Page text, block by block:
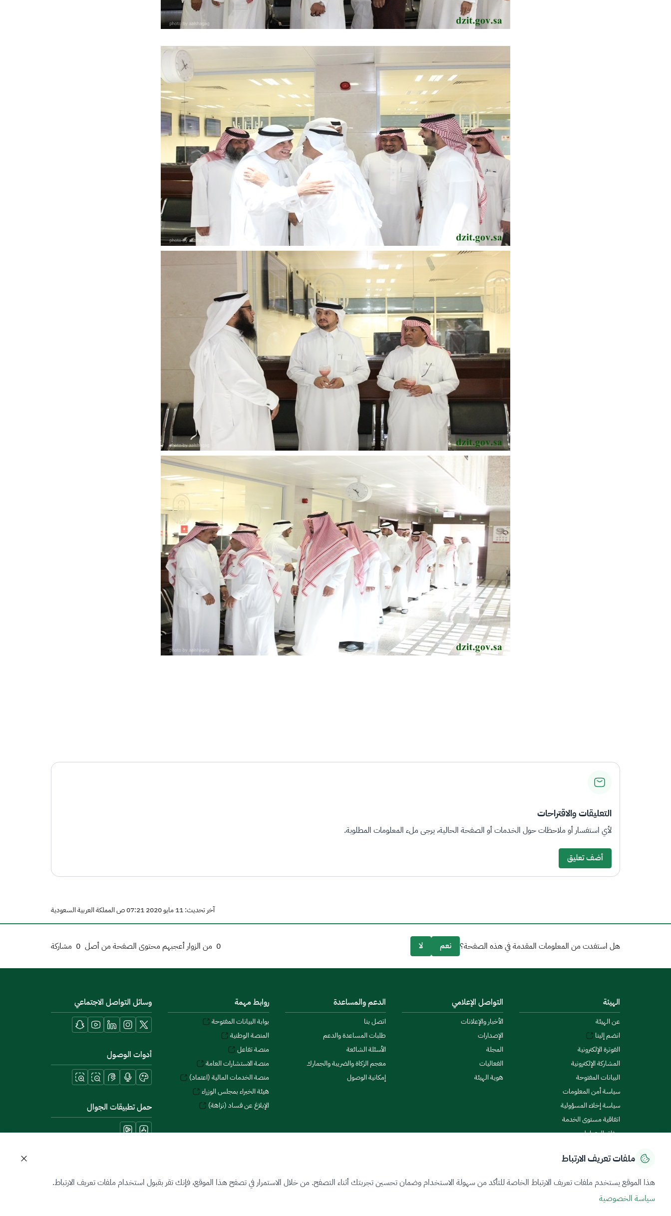
التعليقات والاقتراحات
لأي استفسار أو ملاحظات حول الخدمات أو الصفحة الحالية، يرجى ملء المعلومات المطلوبة.
أضف تعليق
آخر تحديث: 11 مايو 2020 07:21 ص المملكة العربية السعودية
0 من الزوار أعجبهم محتوى الصفحة من أصل 0 مشاركة هل استفدت من المعلومات المقدمة في هذه الصفحة؟ نعم لا
الهيئة
عن الهيئة
انضم إلينا
الفوترة الإلكترونية
المشاركة الإلكترونية
البيانات المفتوحة
سياسة أمن المعلومات
سياسة إخلاء المسؤولية
اتفاقية مستوى الخدمة
ميثاق المتعاملين
التواصل الإعلامي
الأخبار والإعلانات
الإصدارات
المجلة
الفعاليات
هوية الهيئة
الدعم والمساعدة
اتصل بنا
طلبات المساعدة والدعم
الأسئلة الشائعة
معجم الزكاة والضريبة والجمارك
إمكانية الوصول
روابط مهمة
بوابة البيانات المفتوحة
المنصة الوطنية
منصة تفاعل
منصة الاستشارات العامة
منصة الخدمات المالية (اعتماد)
هيئة الخبراء بمجلس الوزراء
الإبلاغ عن فساد (نزاهة)
وسائل التواصل الاجتماعي
أدوات الوصول
حمل تطبيقات الجوال
جميع الحقوق محفوظة 2026 © ZATCA.GOV.SA
ملفات تعريف الارتباط
هذا الموقع يستخدم ملفات تعريف الارتباط الخاصة للتأكد من سهولة الاستخدام وضمان تحسين تجربتك أثناء التصفح. من خلال الاستمرار في تصفح هذا الموقع، فإنك تقر بقبول استخدام ملفات تعريف الارتباط.
سياسة الخصوصية